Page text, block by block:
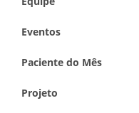
Eventos
Paciente do Mês
Projeto